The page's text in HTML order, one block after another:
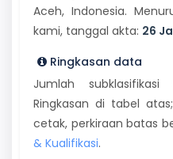
Aceh, Indonesia.
kami, tanggal akta: 26
Ringkasan data
Jumlah
Ringkasan di tabel
cetak, perkiraan batas
& Kualifikasi.